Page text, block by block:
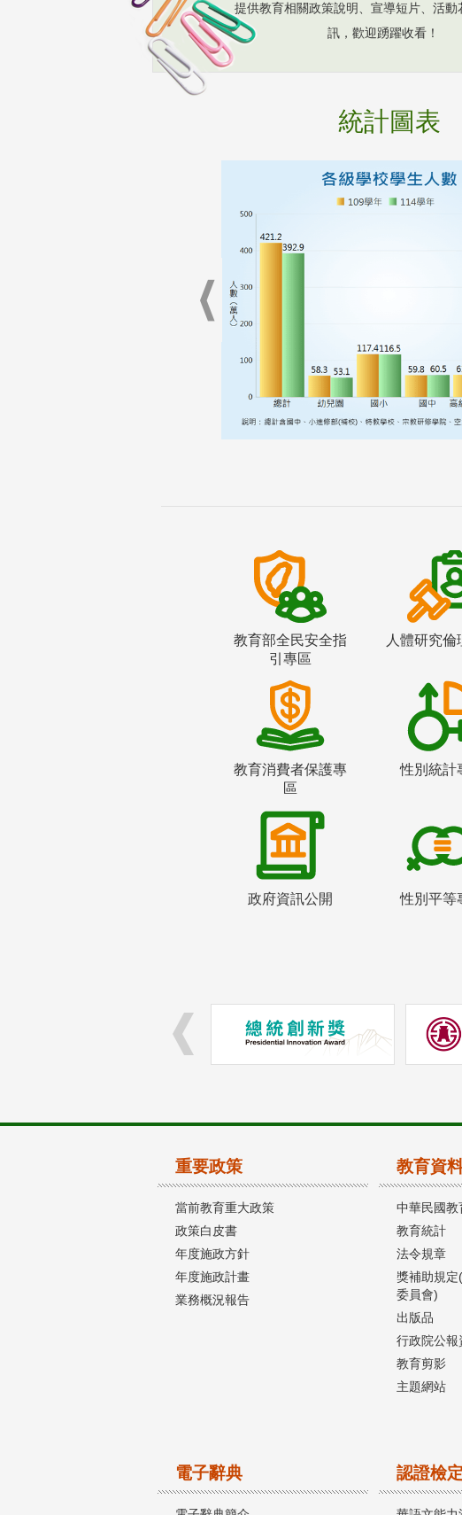
提供教育相關政策說明、宣導短片、活動
訊，歡迎踴躍收看！
統計圖表
教育部全民安全指
引專區
人體研究倫
教育消費者保護專
區
性別統計
政府資訊公開 性別平等
重要政策
當前教育重大政策
政策白皮書
年度施政方針
年度施政計畫
業務概況報告
教育資
中華民國教
教育統計
法令規章
獎補助規定
委員會)
出版品
行政院公報
教育剪影
主題網站
電子辭典 認證檢